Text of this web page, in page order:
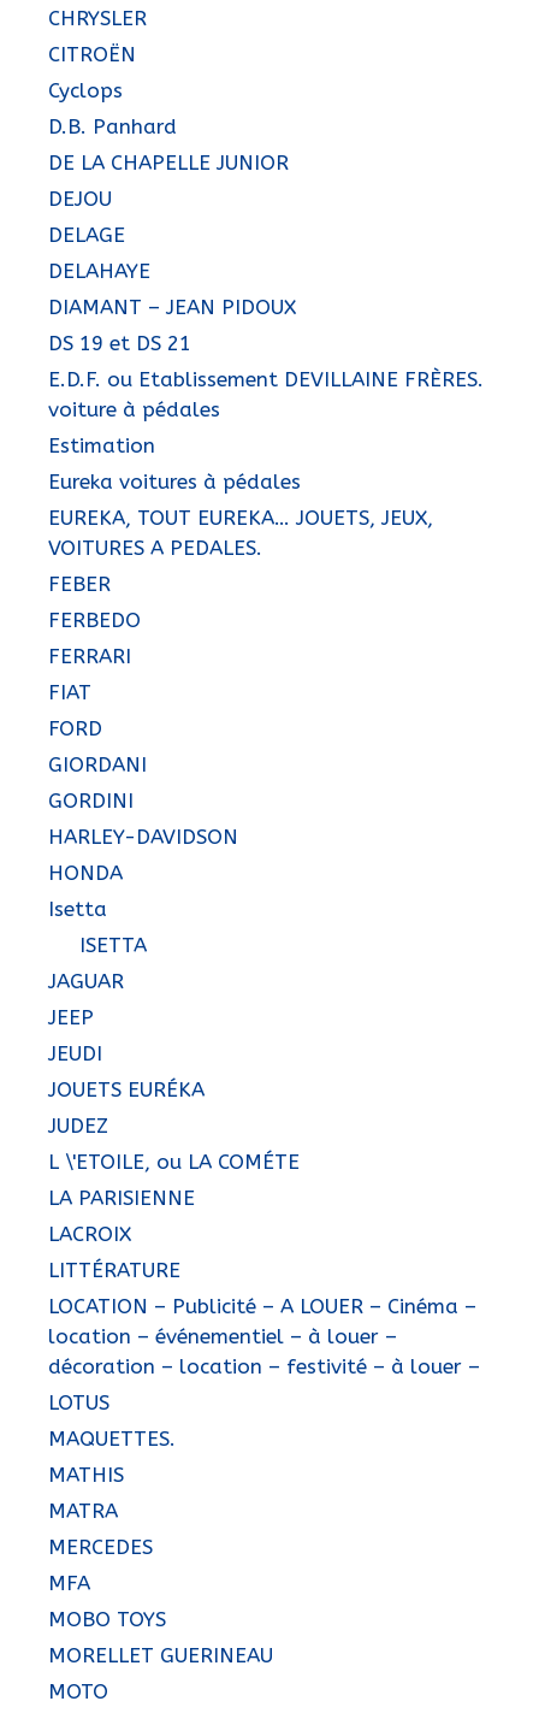
CHRYSLER
CITROËN
Cyclops
D.B. Panhard
DE LA CHAPELLE JUNIOR
DEJOU
DELAGE
DELAHAYE
DIAMANT – JEAN PIDOUX
DS 19 et DS 21
E.D.F. ou Etablissement DEVILLAINE FRÈRES.
voiture à pédales
Estimation
Eureka voitures à pédales
EUREKA, TOUT EUREKA… JOUETS, JEUX,
VOITURES A PEDALES.
FEBER
FERBEDO
FERRARI
FIAT
FORD
GIORDANI
GORDINI
HARLEY-DAVIDSON
HONDA
Isetta
ISETTA
JAGUAR
JEEP
JEUDI
JOUETS EURÉKA
JUDEZ
L \'ETOILE, ou LA COMÉTE
LA PARISIENNE
LACROIX
LITTÉRATURE
LOCATION – Publicité – A LOUER – Cinéma –
location – événementiel – à louer –
décoration – location – festivité – à louer –
LOTUS
MAQUETTES.
MATHIS
MATRA
MERCEDES
MFA
MOBO TOYS
MORELLET GUERINEAU
MOTO